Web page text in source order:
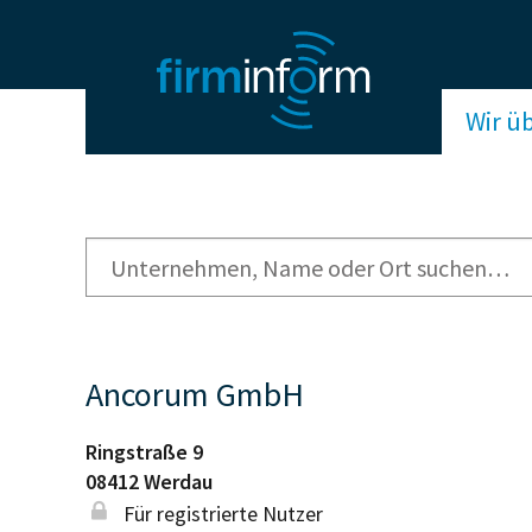
Wir
Ancorum GmbH
Ringstraße 9
08412Werdau
Für registrierte Nutzer